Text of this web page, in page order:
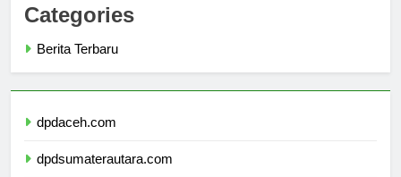
Categories
Berita Terbaru
dpdaceh.com
dpdsumaterautara.com